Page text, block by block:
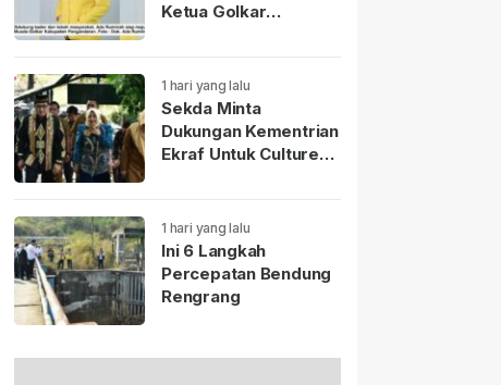
Ketua Golkar
Diamanahkan
1 hari yang lalu
Sekda Minta
Dukungan Kementrian
Ekraf Untuk Culture
1 hari yang lalu
Ini 6 Langkah
Percepatan Bendung
Rengrang